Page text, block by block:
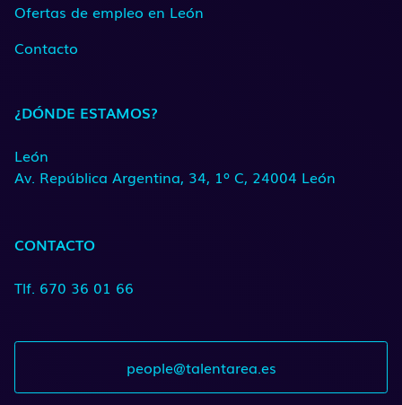
Ofertas de empleo en León
Contacto
¿DÓNDE ESTAMOS?
León
Av. República Argentina, 34, 1º C, 24004 León
CONTACTO
Tlf. 670 36 01 66
people@talentarea.es